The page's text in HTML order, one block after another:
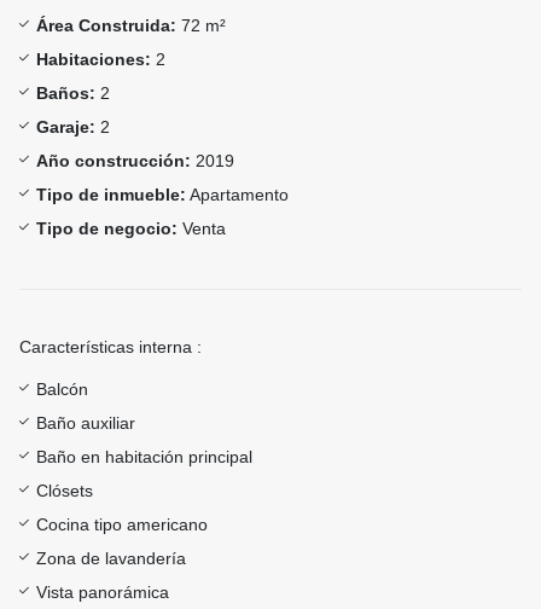
Área Construida: 72 m²
Habitaciones: 2
Baños: 2
Garaje: 2
Año construcción: 2019
Tipo de inmueble: Apartamento
Tipo de negocio: Venta
Características interna :
Balcón
Baño auxiliar
Baño en habitación principal
Clósets
Cocina tipo americano
Zona de lavandería
Vista panorámica